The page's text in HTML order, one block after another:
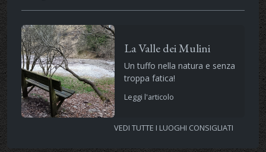
La Valle dei Mulini
Un tuffo nella natura e senza
troppa fatica!
Leggi l'articolo
VEDI TUTTE I LUOGHI CONSIGLIATI